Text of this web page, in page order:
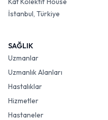
İstanbul, Türkiye
SAĞLIK
Uzmanlar
Uzmanlık Alanları
Hastalıklar
Hizmetler
Hastaneler